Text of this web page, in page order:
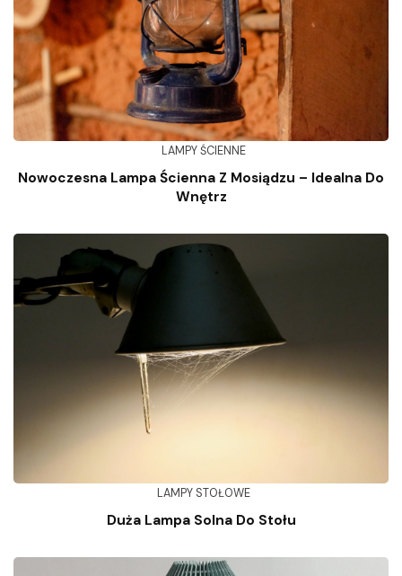
LAMPY ŚCIENNE
Nowoczesna Lampa Ścienna Z Mosiądzu – Idealna Do
Wnętrz
LAMPY STOŁOWE
Duża Lampa Solna Do Stołu